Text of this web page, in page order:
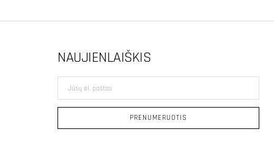
NAUJIENLAIŠKIS
Jūsų
el.
PRENUMERUOTIS